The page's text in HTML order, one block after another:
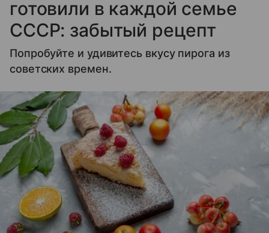
готовили в каждой семье
СССР: забытый рецепт
Попробуйте и удивитесь вкусу пирога из
советских времен.